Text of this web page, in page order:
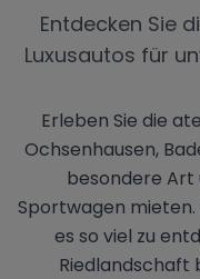
Entdecken Sie
Luxusautos für
Erleben Sie die
Ochsenhausen,
besondere Art
Sportwagen
es so viel zu
Riedlandschaft